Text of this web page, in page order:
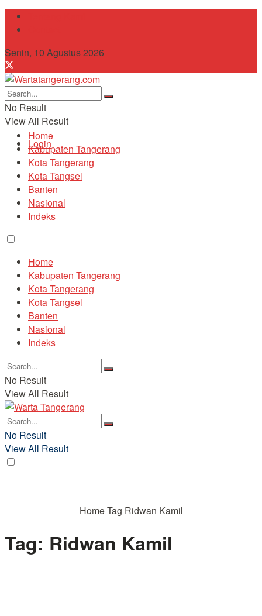
Senin, 10 Agustus 2026
No Result
View All Result
Login
Home
Kabupaten Tangerang
Kota Tangerang
Kota Tangsel
Banten
Nasional
Indeks
Home
Kabupaten Tangerang
Kota Tangerang
Kota Tangsel
Banten
Nasional
Indeks
No Result
View All Result
No Result
View All Result
HomeTag Ridwan Kamil
Tag: Ridwan Kamil